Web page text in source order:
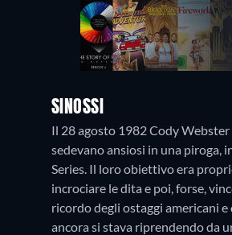
SINOSSI
Il 28 agosto 1982 Cody
sedevano ansiosi in una piroga,
Series. Il loro obiettivo era
incrociare le dita e poi, forse,
ricordo degli ostaggi americani
ancora si stava riprendendo da